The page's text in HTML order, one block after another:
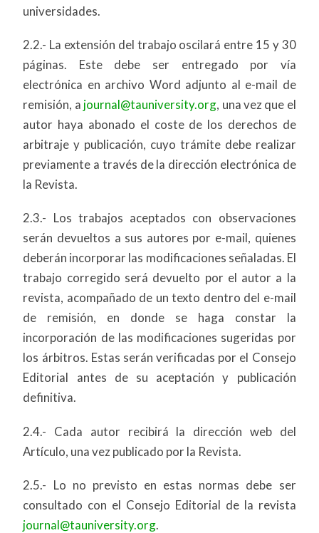
universidades.
2.2.- La extensión del trabajo oscilará entre 15 y 30
páginas. Este debe ser entregado por vía
electrónica en archivo Word adjunto al e-mail de
remisión, a journal@tauniversity.org, una vez que el
autor haya abonado el coste de los derechos de
arbitraje y publicación, cuyo trámite debe realizar
previamente a través de la dirección electrónica de
la Revista.
2.3.- Los trabajos aceptados con observaciones
serán devueltos a sus autores por e-mail, quienes
deberán incorporar las modificaciones señaladas. El
trabajo corregido será devuelto por el autor a la
revista, acompañado de un texto dentro del e-mail
de remisión, en donde se haga constar la
incorporación de las modificaciones sugeridas por
los árbitros. Estas serán verificadas por el Consejo
Editorial antes de su aceptación y publicación
definitiva.
2.4.- Cada autor recibirá la dirección web del
Artículo, una vez publicado por la Revista.
2.5.- Lo no previsto en estas normas debe ser
consultado con el Consejo Editorial de la revista
journal@tauniversity.org.